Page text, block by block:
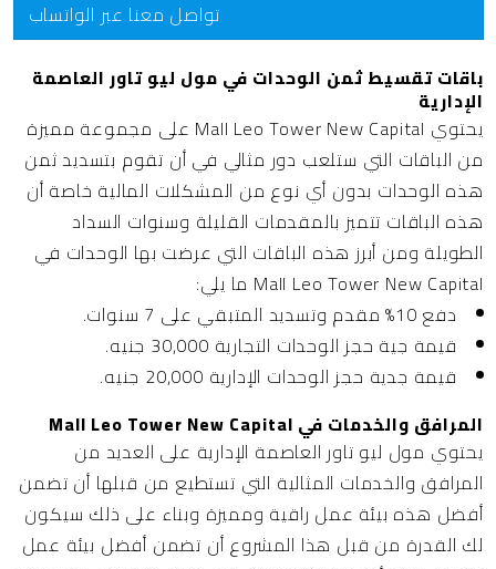
تواصل معنا عبر الواتساب
باقات تقسيط ثمن الوحدات في مول ليو تاور العاصمة
الإدارية
يحتوي Mall Leo Tower New Capital على مجموعة مميزة
من الباقات التي ستلعب دور مثالي في أن تقوم بتسديد ثمن
هذه الوحدات بدون أي نوع من المشكلات المالية خاصة أن
هذه الباقات تتميز بالمقدمات القليلة وسنوات السداد
الطويلة ومن أبرز هذه الباقات التي عرضت بها الوحدات في
Mall Leo Tower New Capital ما يلي:
دفع 10% مقدم وتسديد المتبقي على 7 سنوات.
قيمة جية حجز الوحدات التجارية 30,000 جنيه.
قيمة جدية حجز الوحدات الإدارية 20,000 جنيه.
المرافق والخدمات في Mall Leo Tower New Capital
يحتوي مول ليو تاور العاصمة الإدارية على العديد من
المرافق والخدمات المثالية التي تستطيع من قبلها أن تضمن
أفضل هذه بيئة عمل راقية ومميزة وبناء على ذلك سيكون
لك القدرة من قبل هذا المشروع أن تضمن أفضل بيئة عمل